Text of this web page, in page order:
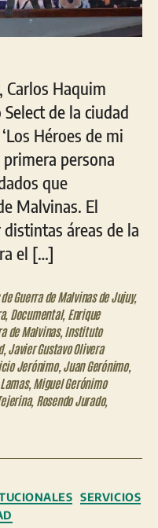
Carlos Haquim
de la ciudad
Héroes de mi
primera persona
que
Malvinas. El
áreas de la
el […]
Guerra de Malvinas de Jujuy,
, Documental, Enrique
de Malvinas, Instituto
, Javier Gustavo Olivera
Jerónimo, Juan Gerónimo,
, Miguel Gerónimo
, Rosendo Jurado,
SERVICIOS